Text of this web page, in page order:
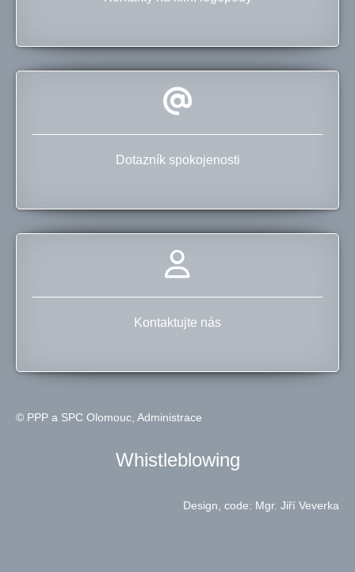
Dotazník spokojenosti
Kontaktujte nás
© PPP a SPC Olomouc, Administrace
Whistleblowing
Design, code: Mgr. Jiří Veverka